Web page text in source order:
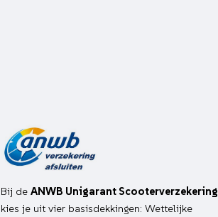
Bij de ANWB Unigarant Scooterverzekering
kies je uit vier basisdekkingen: Wettelijke